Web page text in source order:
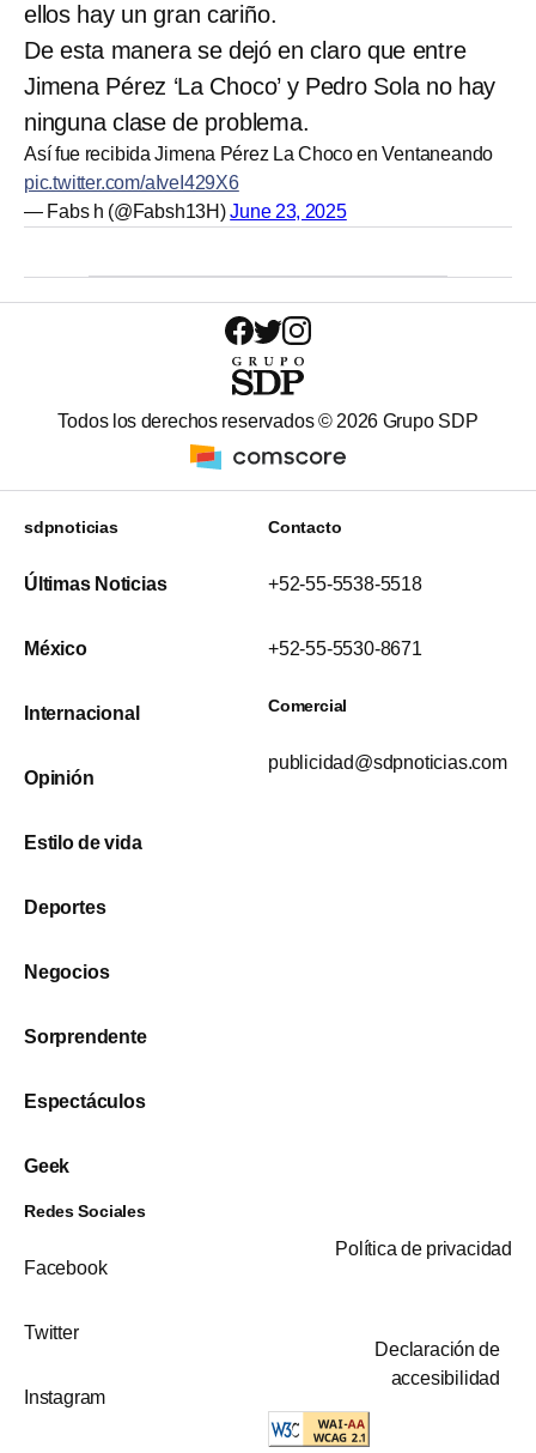
ellos hay un gran cariño.
De esta manera se dejó en claro que entre
Jimena Pérez ‘La Choco’ y Pedro Sola no hay
ninguna clase de problema.
Así fue recibida Jimena Pérez La Choco en Ventaneando
pic.twitter.com/aIveI429X6
— Fabs h (@Fabsh13H)June 23, 2025
Todos los derechos reservados © 2026 Grupo SDP
sdpnoticias
Últimas Noticias
México
Internacional
Opinión
Estilo de vida
Deportes
Negocios
Sorprendente
Espectáculos
Geek
Contacto
+52-55-5538-5518
+52-55-5530-8671
Comercial
publicidad@sdpnoticias.com
Redes Sociales
Facebook
Twitter
Instagram
Política de privacidad
Declaración de
accesibilidad